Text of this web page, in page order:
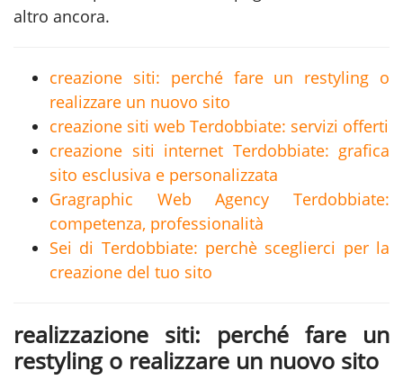
altro ancora.
creazione siti: perché fare un restyling o
realizzare un nuovo sito
creazione siti web Terdobbiate: servizi offerti
creazione siti internet Terdobbiate: grafica
sito esclusiva e personalizzata
Gragraphic Web Agency Terdobbiate:
competenza, professionalità
Sei di Terdobbiate: perchè sceglierci per la
creazione del tuo sito
realizzazione siti: perché fare un
restyling o realizzare un nuovo sito